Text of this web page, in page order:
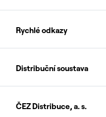
Rychlé odkazy
Distribuční soustava
ČEZ Distribuce, a. s.